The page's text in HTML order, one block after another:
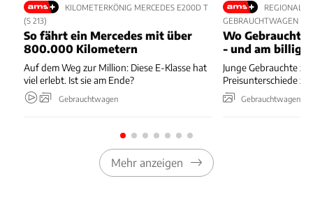
KILOMETERKÖNIG MERCEDES E200D T
(S 213)
So fährt ein Mercedes mit über
800.000 Kilometern
Auf dem Weg zur Million: Diese E-Klasse hat
viel erlebt. Ist sie am Ende?
Gebrauchtwagen
REGIONALE
GEBRAUCHTWAGEN
Wo Gebrauchte
- und am
Junge Gebrauchte
Preisunterschiede
Gebrauchtwagen
Mehr anzeigen